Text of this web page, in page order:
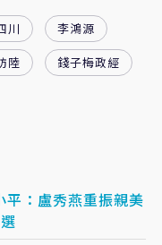
川
李鴻源
陸
錢子梅政經
平：盧秀燕重振親美